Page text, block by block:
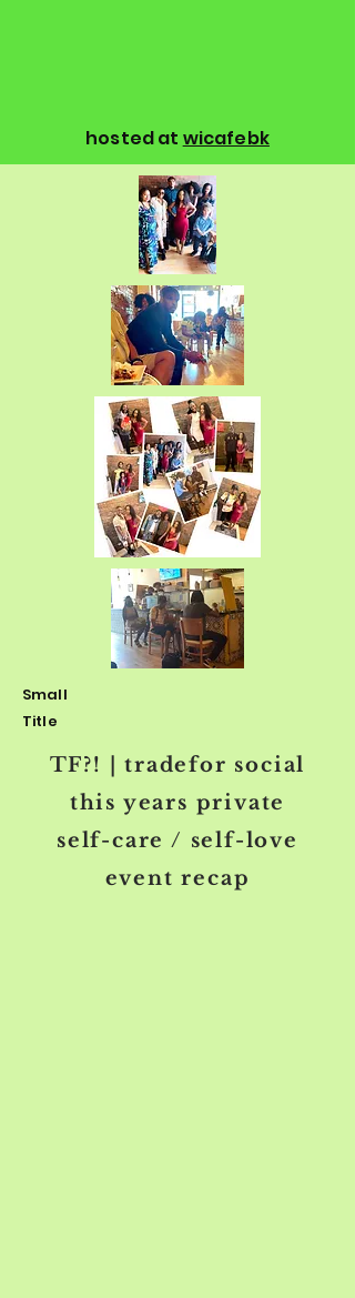
hosted at wicafebk
Small
Title
TF?! | tradefor social
this years private
self-care / self-love
event recap